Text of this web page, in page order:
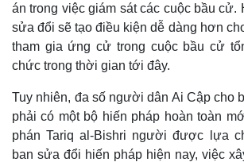
án trong việc giám sát các cuộc bầu cử.
sửa đổi sẽ tạo điều kiện dễ dàng hơn
tham gia ứng cử trong cuộc bầu cử
chức trong thời gian tới đây.
Tuy nhiên, đa số người dân Ai Cập cho
phải có một bộ hiến pháp hoàn toàn
phán Tariq al-Bishri người được lựa
ban sửa đổi hiến pháp hiện nay, việc